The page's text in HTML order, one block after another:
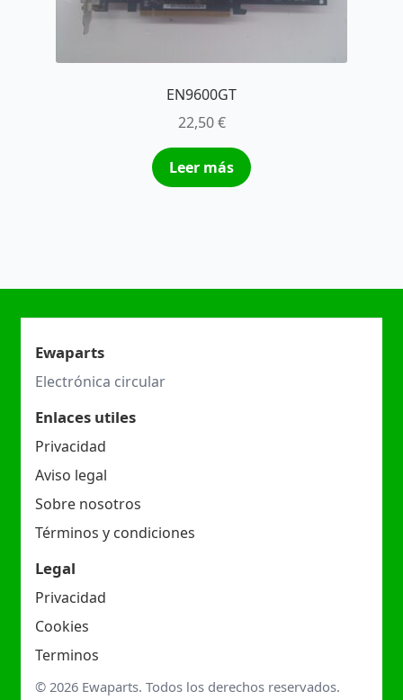
EN9600GT
22,50€
Leer más
Ewaparts
Electrónica circular
Enlaces utiles
Privacidad
Aviso legal
Sobre nosotros
Términos y condiciones
Legal
Privacidad
Cookies
Terminos
© 2026 Ewaparts. Todos los derechos reservados.